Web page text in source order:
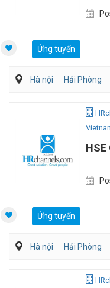
Ứng tuyển
Hà nội Hải Phòng
HSE
Ứng tuyển
Hà nội Hải Phòng